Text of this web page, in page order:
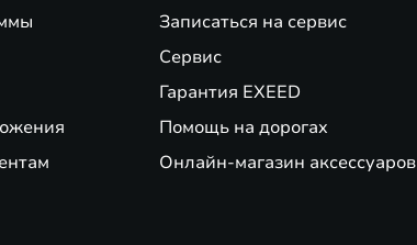
Записаться на сервис
Сервис
Гарантия EXEED
Помощь на дорогах
Онлайн-магазин аксессуаров